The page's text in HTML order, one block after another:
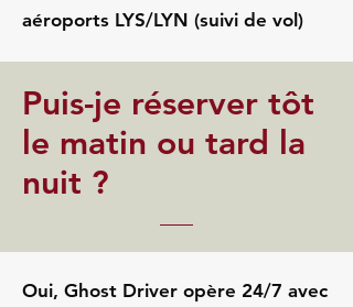
aéroports LYS/LYN (suivi de vol)
Puis-je réserver tôt
le matin ou tard la
nuit ?
Oui, Ghost Driver opère 24/7 avec